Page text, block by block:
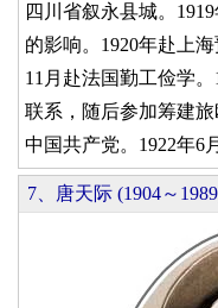
四川省叙永县城。
的影响。1920年赴上
11月赴法国勤工俭学
联系，随后参加筹建
中国共产党。1922年
7、唐天际 (1904～